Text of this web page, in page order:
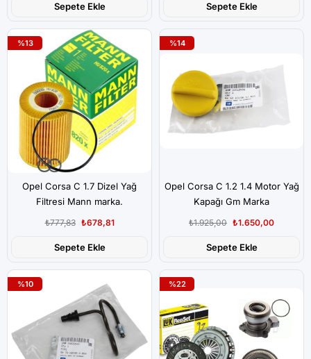
Sepete Ekle Sepete Ekle
Opel Corsa C 1.7 Dizel Yağ
Filtresi Mann marka.
₺678,81
₺777,83
Sepete Ekle
%13
Opel Corsa C 1.2 1.4 Motor Yağ
Kapağı Gm Marka
₺1.650,00
₺1.925,00
Sepete Ekle
%14
%10 %22